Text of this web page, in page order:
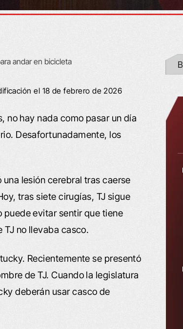
el 18 de febrero de 2026
no hay nada como pasar un día
Desafortunadamente, los
lesión cerebral tras caerse
tras siete cirugías, TJ sigue
puede evitar sentir que tiene
no llevaba casco.
Recientemente se presentó
de TJ. Cuando la legislatura
deberán usar casco de